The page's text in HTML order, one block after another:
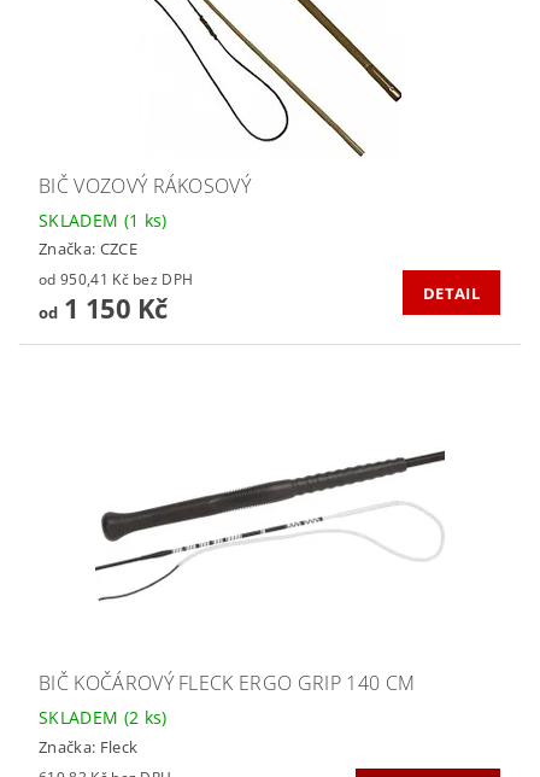
BIČ VOZOVÝ RÁKOSOVÝ
SKLADEM (1 ks)
Značka: CZCE
od 950,41 Kč bez DPH
od1 150 Kč DETAIL
BIČ KOČÁROVÝ FLECK ERGO GRIP 140 CM
SKLADEM (2 ks)
Značka: Fleck